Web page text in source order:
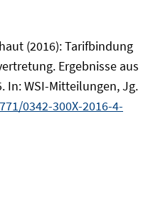
(2016): Tarifbindung
Ergebnisse aus
In: WSI-Mitteilungen, Jg.
0342-300X-2016-4-